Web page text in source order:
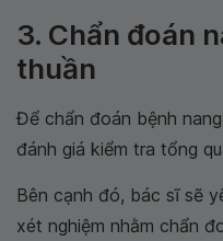
3. Chẩn đoán
thuần
Để chẩn đoán bệnh
đánh giá kiểm tra tổng
Bên cạnh đó, bác sĩ sẽ
xét nghiệm nhằm chẩn